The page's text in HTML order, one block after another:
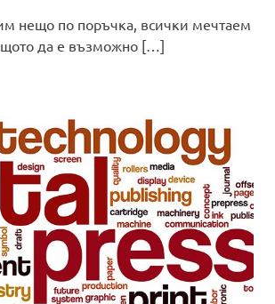
нещо по поръчка, всички мечтаем
да е възможно […]